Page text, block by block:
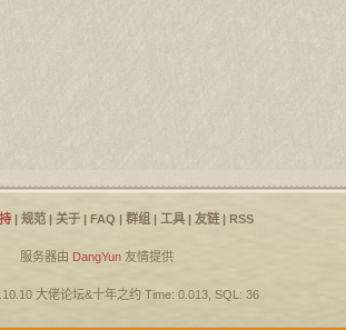
| 规范 | 关于 | FAQ | 群组 | 工具 | 友链 | RSS
服务器由 DangYun 友情提供
大佬论坛&十年之约Time: 0.013, SQL: 36